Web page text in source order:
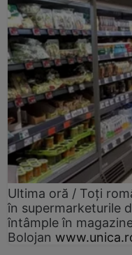
Ultima oră / Toți
în supermarketurile
întâmple în
Bolojan